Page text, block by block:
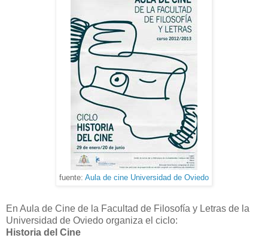
fuente: Aula de cine Universidad de Oviedo
En Aula de Cine de la Facultad de Filosofía y Letras de la
Universidad de Oviedo organiza el ciclo:
Historia del Cine